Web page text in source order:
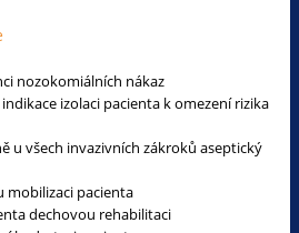
nozokomiálních nákaz
izolaci pacienta k omezení rizika
u všech invazivních zákroků aseptický
mobilizaci pacienta
dechovou rehabilitaci